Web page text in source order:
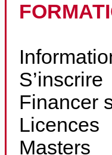
S’inscrire
Financer
Licences
Masters